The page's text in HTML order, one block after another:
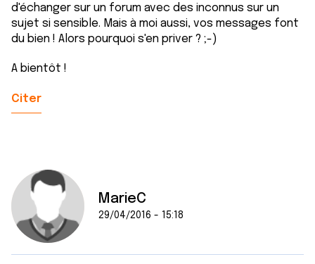
d'échanger sur un forum avec des inconnus sur un
sujet si sensible. Mais à moi aussi, vos messages font
du bien ! Alors pourquoi s'en priver ? ;-)
A bientôt !
Citer
MarieC
29/04/2016 - 15:18